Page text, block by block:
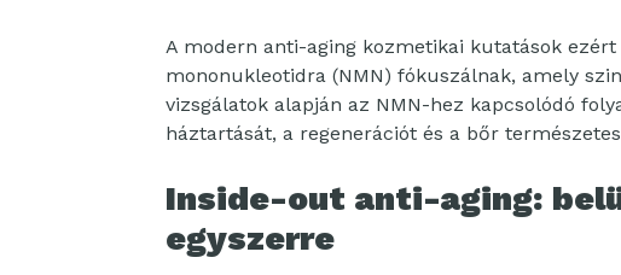
A modern anti-aging kozmetikai kutatások
mononukleotidra (NMN) fókuszálnak, amely
vizsgálatok alapján az NMN-hez kapcsolódó
háztartását, a regenerációt és a bőr
Inside-out anti-aging:
egyszerre